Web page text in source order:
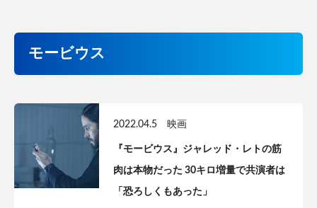
モービウス
2022.04.5 映画
『モービウス』ジャレッド・レトの筋
肉は本物だった 30キロ増量で共演者は
「恐ろしくもあった」